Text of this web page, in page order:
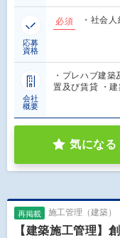
応募
資格
必須 ・社会
会社
概要
・プレハブ建
置及び賃貸 ・
気になる
再掲載 施工管理（建築）
【建築施工管理】